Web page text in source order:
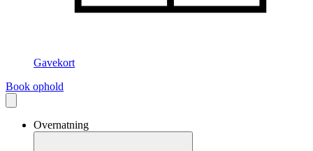
Gavekort
Book ophold
Overnatning